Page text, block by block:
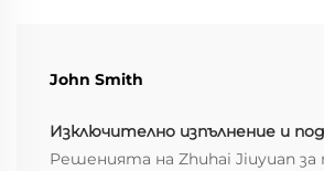
John Smith
Изключително изпълнение и
Решенията на Zhuhai Jiuyuan